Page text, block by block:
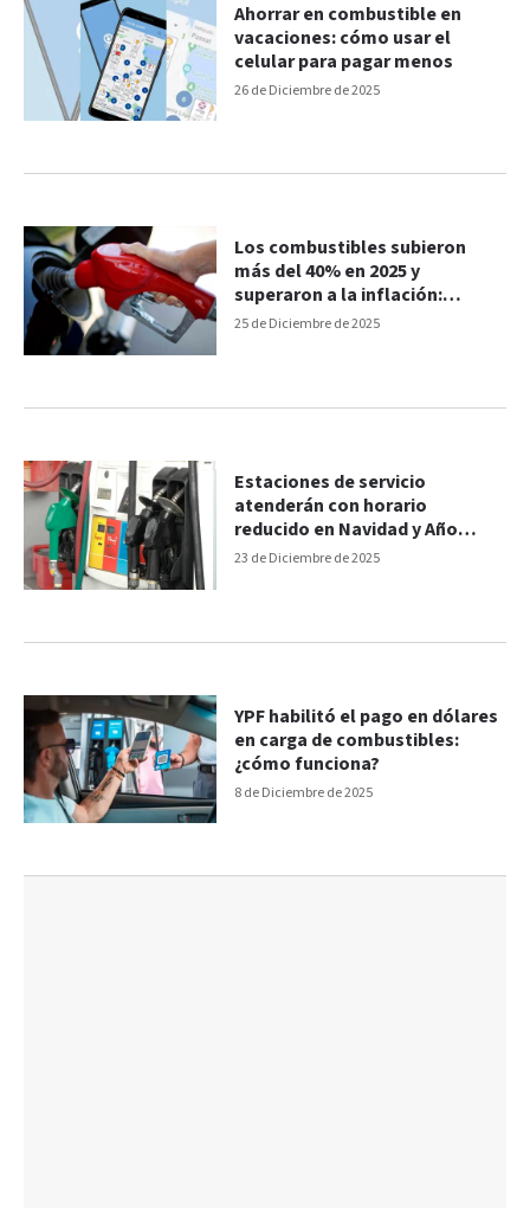
26 de Diciembre de 2025
Ahorrar en combustible en
vacaciones: cómo usar el
celular para pagar menos
25 de Diciembre de 2025
Los combustibles subieron
más del 40% en 2025 y
superaron a la inflación:
impacto en los precios
23 de Diciembre de 2025
Estaciones de servicio
atenderán con horario
reducido en Navidad y Año
Nuevo
8 de Diciembre de 2025
YPF habilitó el pago en dólares
en carga de combustibles:
¿cómo funciona?